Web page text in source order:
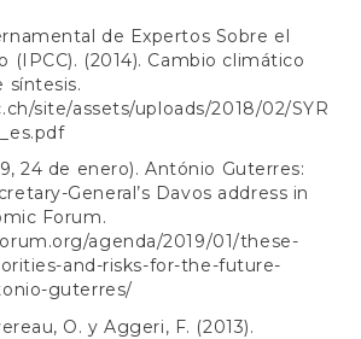
de Expertos Sobre el
(IPCC). (2014). Cambio climático
síntesis.
site/assets/uploads/2018/02/SYR
24 de enero). António Guterres:
General’s Davos address in
Forum.
agenda/2019/01/these-
and-risks-for-the-future-
guterres/
O. y Aggeri, F. (2013).